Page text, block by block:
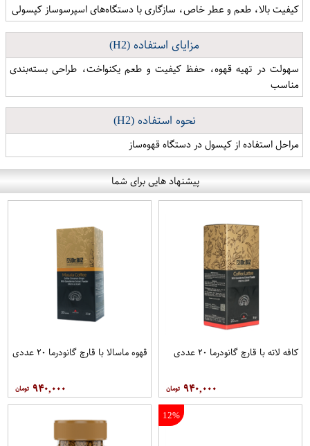
کیفیت بالا، طعم و عطر خاص، سازگاری با دستگاه‌های اسپرسوساز کپسولی
مزایای استفاده (H2)
سهولت در تهیه قهوه، حفظ کیفیت و طعم یکنواخت، طراحی بسته‌بندی
مناسب
نحوه استفاده (H2)
مراحل استفاده از کپسول در دستگاه قهوه‌ساز
پیشنهاد هایی برای شما
کافه لاته با قارچ گانودرما ۲۰ عددی
۹۴۰,۰۰۰
قهوه ماسالا با قارچ گانودرما ۲۰ عددی
۹۴۰,۰۰۰
12%